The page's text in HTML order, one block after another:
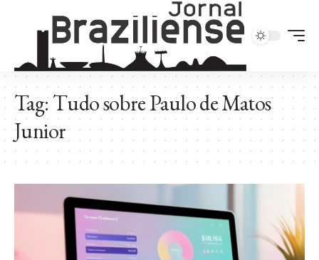
Tag:Tudo sobre Paulo de Matos
Junior